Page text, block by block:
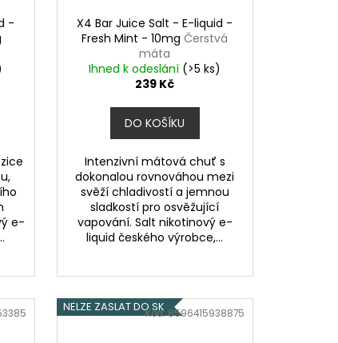
-
e-
X4 Bar Juice Salt - E-liquid -
Fresh Mint - 10mgČerstvá
máta
Ihned k odeslání (>5 ks)
239 Kč
DO KOŠÍKU
Intenzivní mátová chuť s
dokonalou rovnováhou mezi
svěží chladivostí a jemnou
sladkostí pro osvěžující
vapování. Salt nikotinový e-
liquid českého výrobce,...
NELZE ZASLAT DO SK
Kód:8596415938875